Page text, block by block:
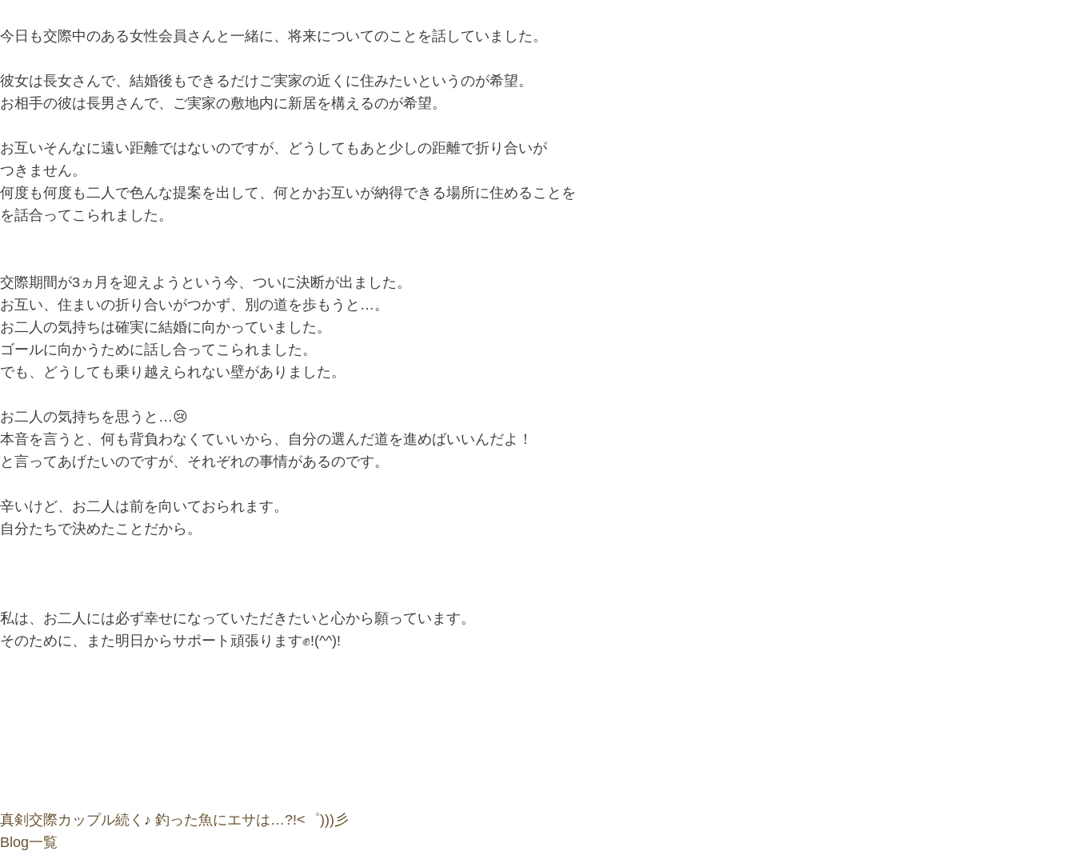
今日も交際中のある女性会員さんと一緒に、将来についてのことを話していました。
彼女は長女さんで、結婚後もできるだけご実家の近くに住みたいというのが希望。
お相手の彼は長男さんで、ご実家の敷地内に新居を構えるのが希望。
お互いそんなに遠い距離ではないのですが、どうしてもあと少しの距離で折り合いが
つきません。
何度も何度も二人で色んな提案を出して、何とかお互いが納得できる場所に住めることを
を話合ってこられました。
交際期間が3ヵ月を迎えようという今、ついに決断が出ました。
お互い、住まいの折り合いがつかず、別の道を歩もうと…。
お二人の気持ちは確実に結婚に向かっていました。
ゴールに向かうために話し合ってこられました。
でも、どうしても乗り越えられない壁がありました。
お二人の気持ちを思うと…😢
本音を言うと、何も背負わなくていいから、自分の選んだ道を進めばいいんだよ！
と言ってあげたいのですが、それぞれの事情があるのです。
辛いけど、お二人は前を向いておられます。
自分たちで決めたことだから。
私は、お二人には必ず幸せになっていただきたいと心から願っています。
そのために、また明日からサポート頑張ります✊!(^^)!
真剣交際カップル続く♪ 釣った魚にエサは…?!<゜)))彡
Blog一覧